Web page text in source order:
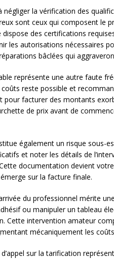
la vérification des
sont ceux qui composent le
dispose des certifications
les autorisations nécessaires
bâclées qui
représente une autre faute
reste possible et
pour facturer des montants
de prix avant de
également un risque sous-
et noter les détails de
documentation devient
sur la facture finale.
du professionnel mérite
ou manipuler un tableau
Cette intervention amateur
mécaniquement les
sur la tarification